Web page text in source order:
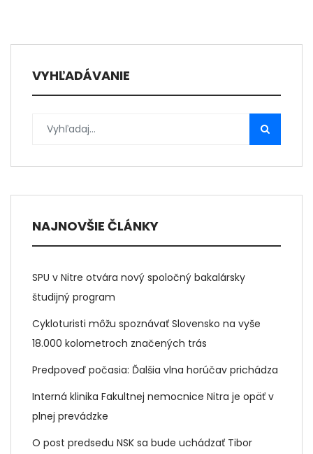
VYHĽADÁVANIE
NAJNOVŠIE ČLÁNKY
SPU v Nitre otvára nový spoločný bakalársky
študijný program
Cykloturisti môžu spoznávať Slovensko na vyše
18.000 kolometroch značených trás
Predpoveď počasia: Ďalšia vlna horúčav prichádza
Interná klinika Fakultnej nemocnice Nitra je opäť v
plnej prevádzke
O post predsedu NSK sa bude uchádzať Tibor